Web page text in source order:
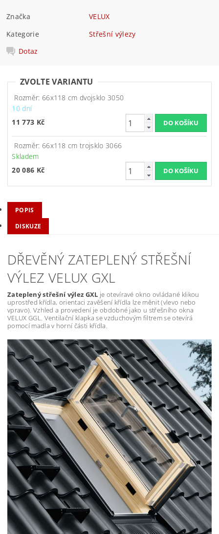
Značka
VELUX
Kategorie
Střešní výlezy
Dotaz
ZVOLTE VARIANTU
Rozměr: 66x118 cm dvojsklo 3050
10 dní
11 773 Kč
Rozměr: 66x118 cm trojsklo 3066
Skladem
20 086 Kč
POPIS
DISKUZE
DŘEVĚNÝ ZATEPLENÝ STŘEŠNÍ
VÝLEZ VELUX GXL
Zateplený střešní výlez GXL je otevíravé okno ovládané klikou
uprostřed křídla, orientaci zavěšení křídla lze měnit (vlevo nebo
vpravo). Vzhled a provedení je obdobné jako u střešního okna
VELUX GGL. Ventilační klapka se vzduchovým filtrem se otevírá
pomocí madla v horní části křídla.